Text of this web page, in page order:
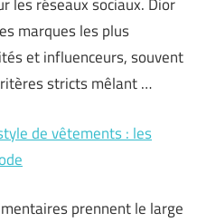
marques les plus
et influenceurs, souvent
stricts mêlant …
de vêtements : les
prennent le large